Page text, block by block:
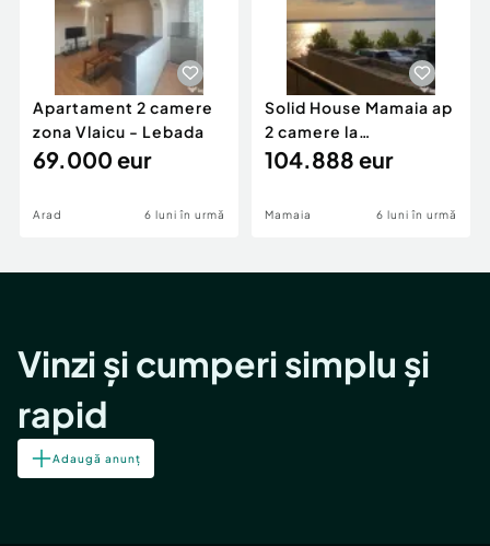
Apartament 2 camere
zona Vlaicu - Lebada
69.000 eur
Arad 6 luni în urmă
Solid House Mamaia ap
2 camere la
cheie,langa Mega
104.888 eur
Mamaia 6 luni în urmă
Vinzi și cumperi simplu și
rapid
Adaugă anunț